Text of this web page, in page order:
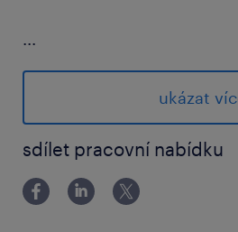
...
zajištění finální
lakování strojírenských
(podsestavy,
aplikace ochranných a
zodpovědnost za
ukázat
sdílet pracovní nabídku